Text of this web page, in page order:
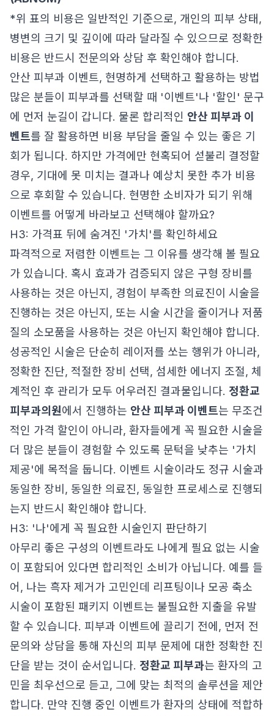
*위 표의 비용은 일반적인 기준으로, 개인의 피부 상태,
병변의 크기 및 깊이에 따라 달라질 수 있으므로 정확한
비용은 반드시 전문의와 상담 후 확인해야 합니다.
안산 피부과 이벤트, 현명하게 선택하고 활용하는 방법
많은 분들이 피부과를 선택할 때 '이벤트'나 '할인' 문구
에 먼저 눈길이 갑니다. 물론 합리적인 안산 피부과 이
벤트를 잘 활용하면 비용 부담을 줄일 수 있는 좋은 기
회가 됩니다. 하지만 가격에만 현혹되어 섣불리 결정할
경우, 기대에 못 미치는 결과나 예상치 못한 추가 비용
으로 후회할 수 있습니다. 현명한 소비자가 되기 위해
이벤트를 어떻게 바라보고 선택해야 할까요?
H3: 가격표 뒤에 숨겨진 '가치'를 확인하세요
파격적으로 저렴한 이벤트는 그 이유를 생각해 볼 필요
가 있습니다. 혹시 효과가 검증되지 않은 구형 장비를
사용하는 것은 아닌지, 경험이 부족한 의료진이 시술을
진행하는 것은 아닌지, 또는 시술 시간을 줄이거나 저품
질의 소모품을 사용하는 것은 아닌지 확인해야 합니다.
성공적인 시술은 단순히 레이저를 쏘는 행위가 아니라,
정확한 진단, 적절한 장비 선택, 섬세한 에너지 조절, 체
계적인 후 관리가 모두 어우러진 결과물입니다. 정환교
피부과의원에서 진행하는 안산 피부과 이벤트는 무조건
적인 가격 할인이 아니라, 환자들에게 꼭 필요한 시술을
더 많은 분들이 경험할 수 있도록 문턱을 낮추는 '가치
제공'에 목적을 둡니다. 이벤트 시술이라도 정규 시술과
동일한 장비, 동일한 의료진, 동일한 프로세스로 진행되
는지 반드시 확인해야 합니다.
H3: '나'에게 꼭 필요한 시술인지 판단하기
아무리 좋은 구성의 이벤트라도 나에게 필요 없는 시술
이 포함되어 있다면 합리적인 소비가 아닙니다. 예를 들
어, 나는 흑자 제거가 고민인데 리프팅이나 모공 축소
시술이 포함된 패키지 이벤트는 불필요한 지출을 유발
할 수 있습니다. 피부과 이벤트에 끌리기 전에, 먼저 전
문의와 상담을 통해 자신의 피부 문제에 대한 정확한 진
단을 받는 것이 순서입니다. 정환교 피부과는 환자의 고
민을 최우선으로 듣고, 그에 맞는 최적의 솔루션을 제안
합니다. 만약 진행 중인 이벤트가 환자의 상태에 적합하